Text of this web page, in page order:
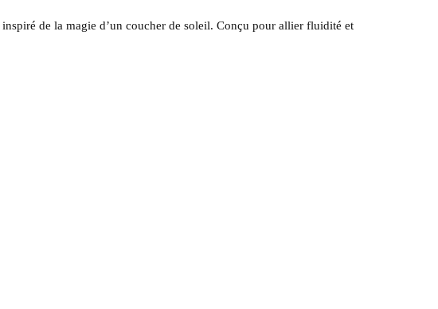
inspiré de la magie d’un coucher de soleil. Conçu pour allier fluidité et